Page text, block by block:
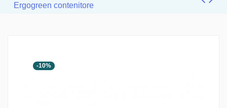
Ergogreen contenitore
-10%